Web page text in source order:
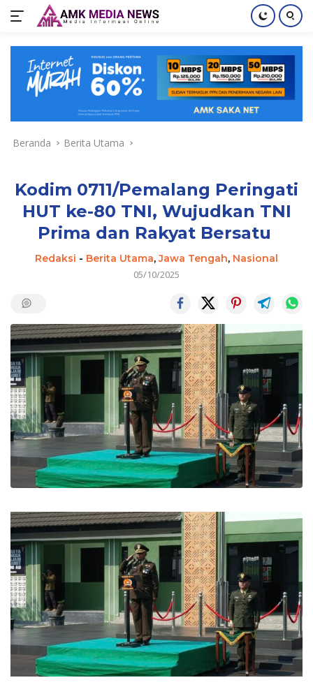
konten
Beranda Berita Utama
Kodim 0711/Pemalang Peringati
HUT ke-80 TNI, Wujudkan TNI
Prima dan Rakyat Bersatu
Redaksi - Berita Utama,Jawa Tengah, Nasional
05/10/2025